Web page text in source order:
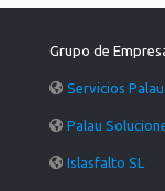
Grupo de
Servicios Palau
Palau
Islasfalto SL